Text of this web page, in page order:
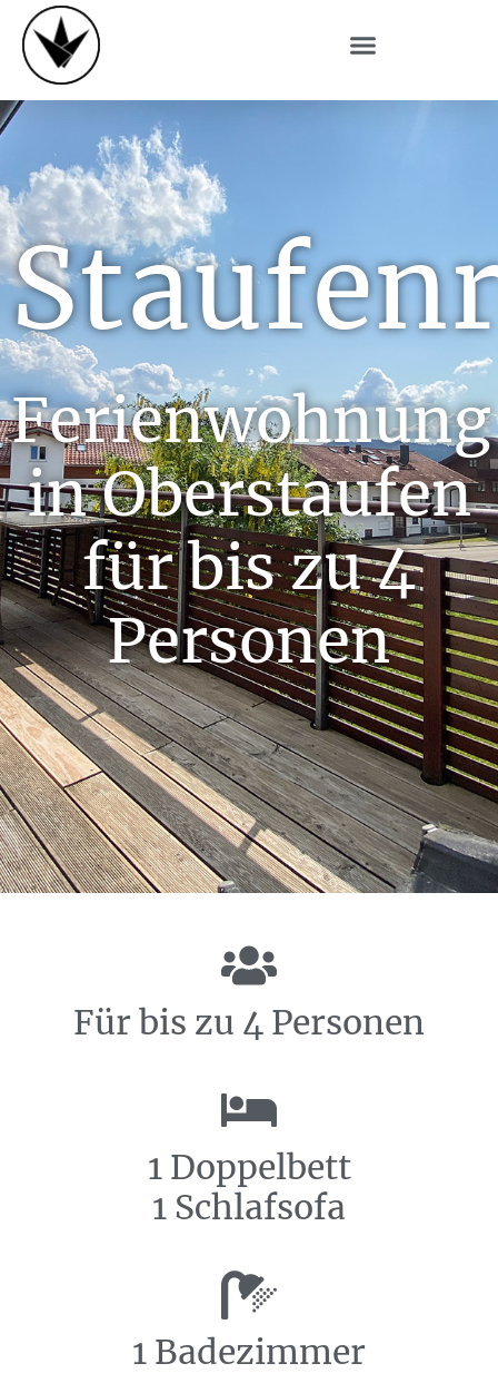
Ferienwohnung
in Oberstaufen
für bis zu 4
Personen
Für bis zu 4 Personen
1 Doppelbett
1 Schlafsofa
1 Badezimmer